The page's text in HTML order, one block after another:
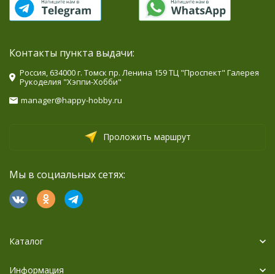
Контакты пункта выдачи:
Россия, 634000 г. Томск пр. Ленина 159 ТЦ "Проспект" Галерея
Рукоделия "Хэппи-Хобби"
manager@happy-hobby.ru
Проложить маршрут
Мы в социальных сетях:
Каталог
Информация